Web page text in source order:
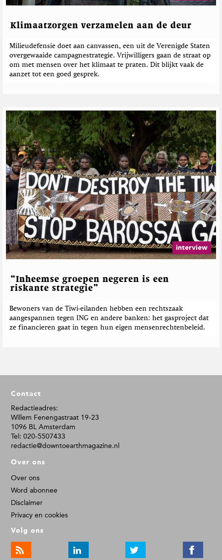
Klimaatzorgen verzamelen aan de deur
Milieudefensie doet aan canvassen, een uit de Verenigde Staten
overgewaaide campagnestrategie. Vrijwilligers gaan de straat op
om met mensen over het klimaat te praten. Dit blijkt vaak de
aanzet tot een goed gesprek.
interview
“Inheemse groepen negeren is een
riskante strategie”
Bewoners van de Tiwi-eilanden hebben een rechtszaak
aangespannen tegen ING en andere banken: het gasproject dat
ze financieren gaat in tegen hun eigen mensenrechtenbeleid.
o
o
Contact
Redactieadres:
Willem Fenengastraat 19-23
1096 BL Amsterdam
Tel: 020-5507433
redactie@downtoearthmagazine.nl
Over ons
Over ons
Word abonnee
Disclaimer
Privacy en cookies
Volg ons